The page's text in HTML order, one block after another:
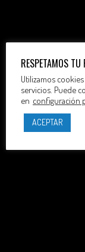
RESPETAMOS
Utilizamos
servicios. Puede
en configuración
ACEPTAR